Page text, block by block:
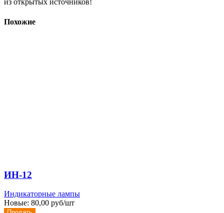
из открытых источников!
Похожие
ИН-12
Индикаторные лампы
Новые: 80,00 руб/шт